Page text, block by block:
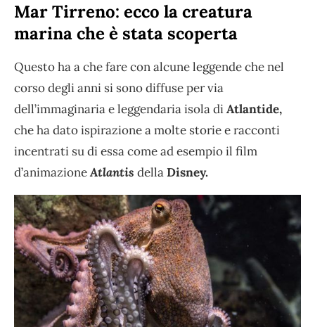
Mar Tirreno: ecco la creatura
marina che è stata scoperta
Questo ha a che fare con alcune leggende che nel
corso degli anni si sono diffuse per via
dell’immaginaria e leggendaria isola diAtlantide,
che ha dato ispirazione a molte storie e racconti
incentrati su di essa come ad esempio il film
d’animazioneAtlantis dellaDisney.